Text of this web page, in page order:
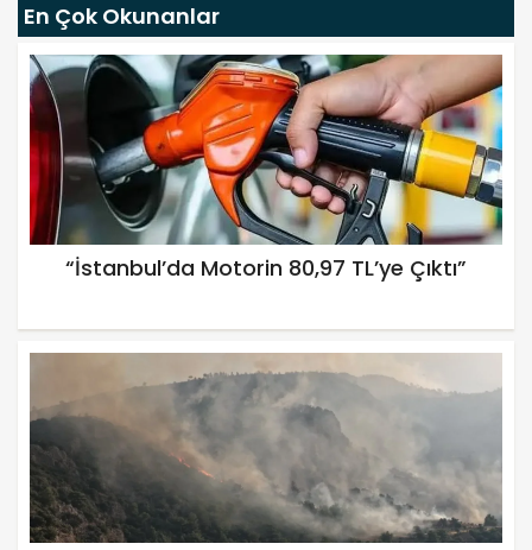
En Çok Okunanlar
“İstanbul’da Motorin 80,97 TL’ye Çıktı”